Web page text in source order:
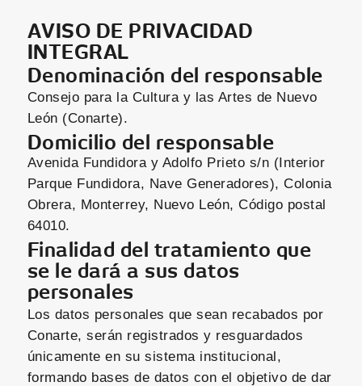
AVISO DE PRIVACIDAD
INTEGRAL
Denominación del responsable
Consejo para la Cultura y las Artes de Nuevo
León (Conarte).
Domicilio del responsable
Avenida Fundidora y Adolfo Prieto s/n (Interior
Parque Fundidora, Nave Generadores), Colonia
Obrera, Monterrey, Nuevo León, Código postal
64010.
Finalidad del tratamiento que
se le dará a sus datos
personales
Los datos personales que sean recabados por
Conarte, serán registrados y resguardados
únicamente en su sistema institucional,
formando bases de datos con el objetivo de dar